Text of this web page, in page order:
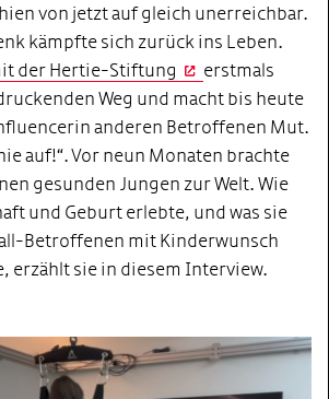
von jetzt auf gleich unerreichbar.
kämpfte sich zurück ins Leben.
der Hertie-Stiftung
erstmals
Weg und macht bis heute
anderen Betroffenen Mut.
auf!“. Vor neun Monaten brachte
gesunden Jungen zur Welt. Wie
und Geburt erlebte, und was sie
Betroffenen mit Kinderwunsch
erzählt sie in diesem Interview.